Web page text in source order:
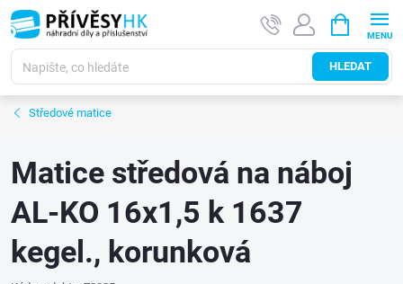
Přejít
na
obsah
HLEDAT
NÁKUPNÍ
KOŠÍK
Středové matice
Matice středová na náboj
AL-KO 16x1,5 k 1637
kegel., korunková